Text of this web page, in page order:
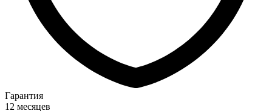
Гарантия
12 месяцев